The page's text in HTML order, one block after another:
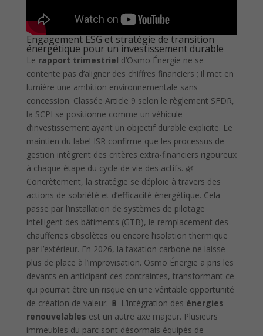
Engagement ESG et stratégie de transition
énergétique pour un investissement durable
Le rapport trimestriel d’Osmo Énergie ne se
contente pas d’aligner des chiffres financiers ; il met en
lumière une ambition environnementale sans
concession. Classée Article 9 selon le règlement SFDR,
la SCPI se positionne comme un véhicule
d’investissement ayant un objectif durable explicite. Le
maintien du label ISR confirme que les processus de
gestion intègrent des critères extra-financiers rigoureux
à chaque étape du cycle de vie des actifs. 🌿
Concrètement, la stratégie se déploie à travers des
actions de sobriété et d’efficacité énergétique. Cela
passe par l’installation de systèmes de pilotage
intelligent des bâtiments (GTB), le remplacement des
chaufferies obsolètes ou encore l’isolation thermique
par l’extérieur. En 2026, la taxation carbone ne laisse
plus de place à l’improvisation. Osmo Énergie a pris les
devants en anticipant ces contraintes, transformant ce
qui pourrait être un risque en une véritable opportunité
de création de valeur. 🔋 L’intégration des énergies
renouvelables est un autre axe majeur. Plusieurs
immeubles du parc sont désormais équipés de